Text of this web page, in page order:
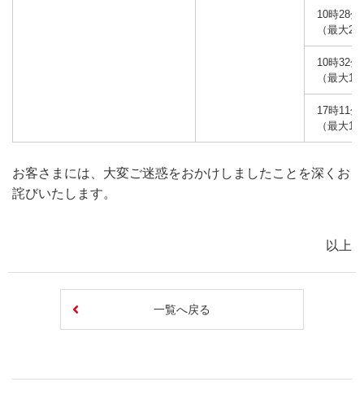
10時28分
（最大2
10時32分
（最大
17時11分
（最大
お客さまには、大変ご迷惑をおかけしましたことを深くお
詫びいたします。
以上
一覧へ戻る